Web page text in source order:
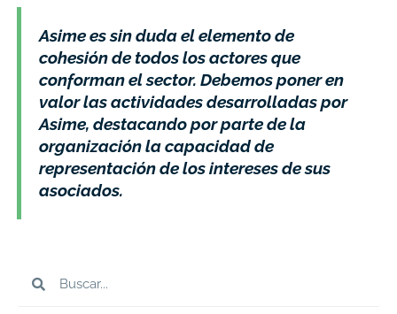
Asime es sin duda el elemento de
cohesión de todos los actores que
conforman el sector. Debemos poner en
valor las actividades desarrolladas por
Asime, destacando por parte de la
organización la capacidad de
representación de los intereses de sus
asociados.